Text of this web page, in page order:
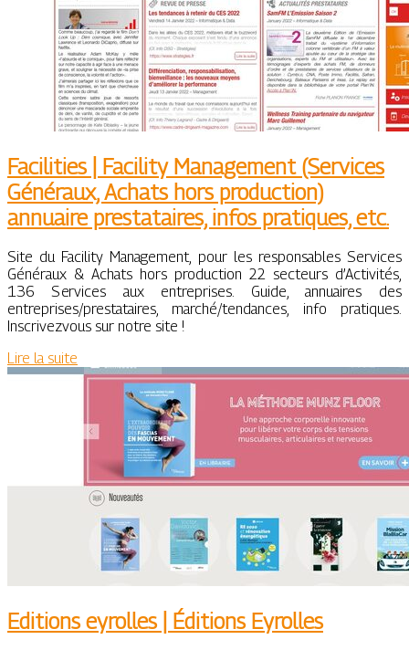
Facilities | Facility Management (Services
Généraux, Achats hors production)
annuaire prestatai­res, infos pratiques, etc.
Site du Facility Management, pour les responsables Services
Généraux & Achats hors production 22 secteurs d’Activités,
136 Services aux entreprises. Guide, annuaires des
entreprises/prestataires, marché/tendances, info pratiques.
Inscrivezvous sur notre site !
Lire la suite
Editions eyrolles | Éditions Eyrolles